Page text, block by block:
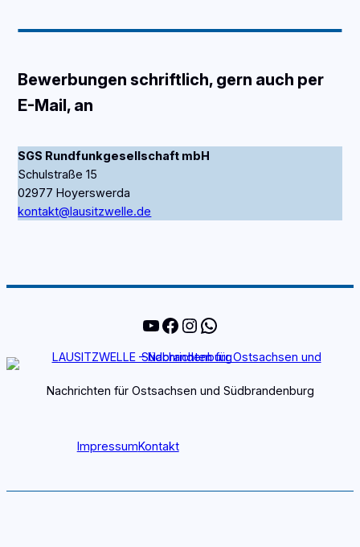
Bewerbungen schriftlich, gern auch per
E-Mail, an
SGS Rundfunkgesellschaft mbH
Schulstraße 15
02977 Hoyerswerda
kontakt@lausitzwelle.de
YouTube
Facebook
Instagram
WhatsApp
Nachrichten für Ostsachsen und Südbrandenburg
ImpressumKontakt